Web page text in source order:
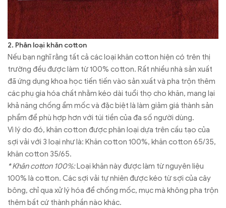
2. Phân loại khăn cotton
Nếu bạn nghĩ rằng tất cả các loại khăn cotton hiện có trên thị
trường đều được làm từ 100% cotton. Rất nhiều nhà sản xuất
đã ứng dụng khoa học tiến tiến vào sản xuất và pha trộn thêm
các phụ gia hóa chất nhằm kéo dài tuổi thọ cho khăn, mang lại
khả năng chống ẩm mốc và đặc biệt là làm giảm giá thành sản
phẩm để phù hợp hơn với túi tiền của đa số người dùng.
Vì lý do đó, khăn cotton được phân loại dựa trên cấu tạo của
sợi vải với 3 loại như là: Khăn cotton 100%, khăn cotton 65/35,
khăn cotton 35/65.
* Khăn cotton 100%:Loại khăn này được làm từ nguyên liệu
100% là cotton. Các sợi vải tự nhiên được kéo từ sợi của cây
bông, chỉ qua xử lý hóa để chống mốc, mục mà không pha trộn
thêm bất cứ thành phần nào khác.